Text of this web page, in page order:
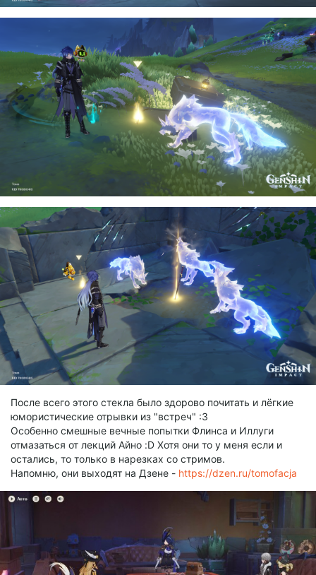
После всего этого стекла было здорово почитать и лёгкие
юмористические отрывки из "встреч" :3
Особенно смешные вечные попытки Флинса и Иллуги
отмазаться от лекций Айно :D Хотя они то у меня если и
остались, то только в нарезках со стримов.
Напомню, они выходят на Дзене - https://dzen.ru/tomofacja